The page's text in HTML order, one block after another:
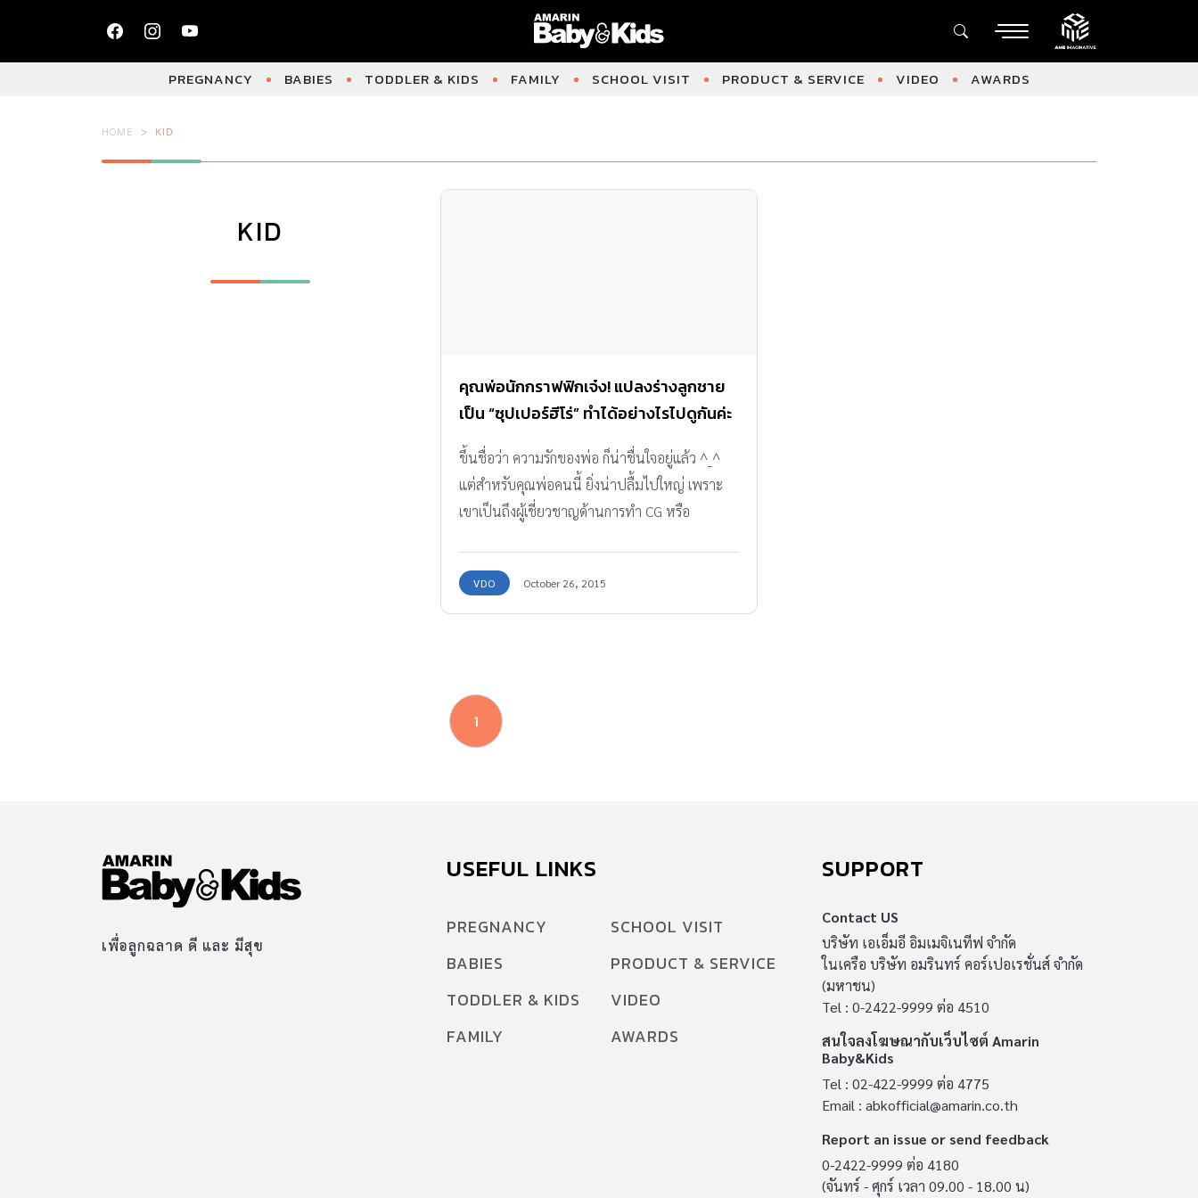
PREGNANCY BABIES TODDLER & KIDS FAMILY SCHOOL VISIT PRODUCT & SERVICE VIDEO AWARDS
HOME KID
KID
คุณพ่อนักกราฟฟิกเจ๋ง! แปลงร่างลูกชาย
เป็น “ซุปเปอร์ฮีโร่” ทำได้อย่างไรไปดูกันค่ะ
ขึ้นชื่อว่า ความรักของพ่อ ก็น่าชื่นใจอยู่แล้ว ^_^
แต่สำหรับคุณพ่อคนนี้ ยิ่งน่าปลื้มไปใหญ่ เพราะ
เขาเป็นถึงผู้เชี่ยวชาญด้านการทำ CG หรือ
ฮีโร่” ให้เป็นจริงได้!! คุณพ่อ Daniel เป็นนักทำ
คอมพิวเตอร์กราฟฟิกให้กับ DreamWorks สตูดิโอ
Movie Kid” ซึ่งเป็นการตัดต่อกราฟฟิกให้ลูกชาย
ของเขาเป็น “ซุปเปอร์ฮีโร่” หรือตัวละครดังๆ จาก
เรื่อง Star Wars, Batman และ Iron Man ซึ่งใน
รายนี้ ยังทำ “Action Movie Kid: Volume 2” ออก
VDO October 26, 2015
1
เพื่อลูกฉลาด ดี และ มีสุข
USEFUL LINKS
PREGNANCY
BABIES
TODDLER & KIDS
FAMILY
SCHOOL VISIT
PRODUCT & SERVICE
VIDEO
AWARDS
SUPPORT
Contact US
บริษัท เอเอ็มอี อิมเมจิเนทีฟ จำกัด
ในเครือ บริษัท อมรินทร์ คอร์เปอเรชั่นส์ จำกัด
(มหาชน)
Tel : 0-2422-9999 ต่อ 4510
สนใจลงโฆษณากับเว็บไซต์ Amarin
Baby&Kids
Tel : 02-422-9999 ต่อ 4775
Email : abkofficial@amarin.co.th
Report an issue or send feedback
0-2422-9999 ต่อ 4180
(จันทร์ - ศุกร์ เวลา 09.00 - 18.00 น)